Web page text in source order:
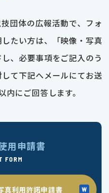
団体の広報活動で、フォ
たい方は、「映像・写真
、必要事項をご記入のう
て下記へメールにてお送
にご回答します。
用申請書
FORM
真利用許諾申請書